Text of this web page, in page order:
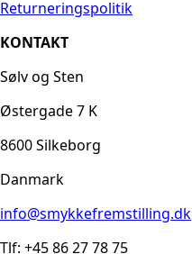
Returneringspolitik
KONTAKT
Sølv og Sten
Østergade 7 K
8600 Silkeborg
Danmark
info@smykkefremstilling.dk
Tlf: +45 86 27 78 75